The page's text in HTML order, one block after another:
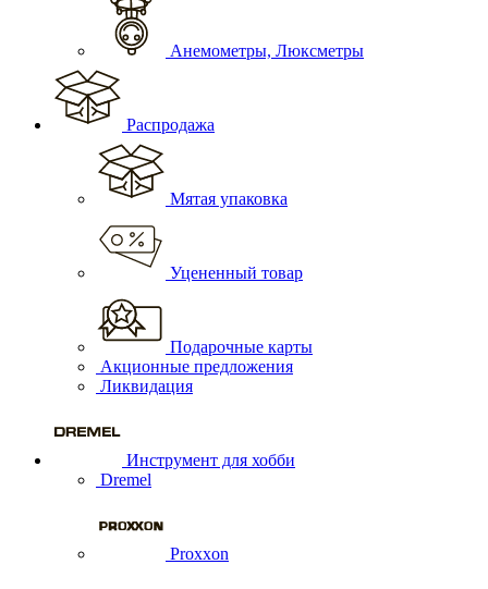
Анемометры, Люксметры
Распродажа
Мятая упаковка
Уцененный товар
Подарочные карты
Акционные предложения
Ликвидация
Инструмент для хобби
Dremel
Proxxon